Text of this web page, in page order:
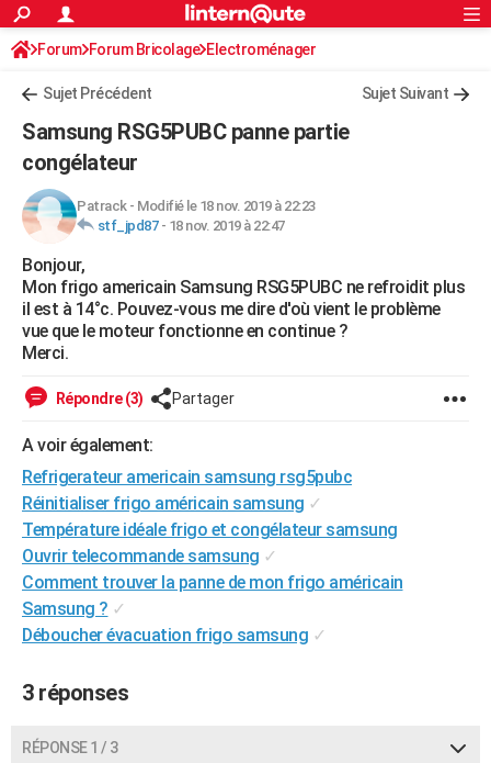
ACTUALITÉS
Politique
Société
Faits Divers
Education
Monde
Villes
+
Programme TV
Streaming
Sorties cinéma
FINANCE
Retraite
Impôts
Epargne
Immobilier
Risques naturels par ville
Banque
Assurance
Crédit
AUTO
Réserver un essai
Citadines
Forum auto
Mobiles
Meilleur smartphone
Internet
Ordinateurs
Jeux vidéo
Guide high-tech
BRICOLAGE
Forum
Aménagement intérieur
Extérieur
Cuisine
Salle de bains
Jardinage
Rangement
WEEK-END
LIFESTYLE
Alimentation
Guide de la santé
Maladies
Médicaments
Sommeil
VOYAGE
Destinations
City break
Voyage nature
Voyage de noces
Forum
Climat
+PHOTO
GUIDES D'ACHAT
BONS PLANS
Carte de Noël
Carte Bonne année
Carte Saint-Valentin
Carte Pâques
Carte d'anniversaire
DICTIONNAIRE
Dictionnaire
Biographies
Citations
Expressions
Proverbes
PROGRAMME TV
S'inscrire
Connexion
Forum Forum Bricolage Electroménager
Sujet Précédent Sujet Suivant
Samsung RSG5PUBC panne partie
congélateur
Patrack- Modifié le 18 nov. 2019 à 22:23
stf_jpd87- 18 nov. 2019 à 22:47
Bonjour,
Mon frigo americain Samsung RSG5PUBC ne refroidit plus
il est à 14°c. Pouvez-vous me dire d'où vient le problème
vue que le moteur fonctionne en continue ?
Merci.
Répondre (3) Partager
A voir également:
Refrigerateur americain samsung rsg5pubc
Réinitialiser frigo américain samsung ✓
Température idéale frigo et congélateur samsung
Ouvrir telecommande samsung ✓
Comment trouver la panne de mon frigo américain
Samsung ? ✓
Déboucher évacuation frigo samsung ✓
3 réponses
RÉPONSE 1 / 3